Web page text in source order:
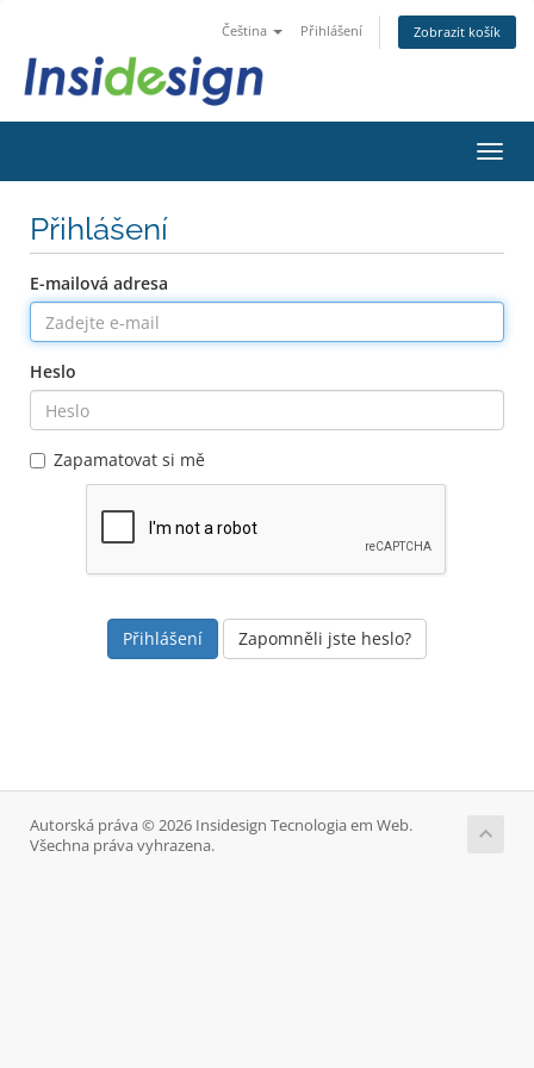
Čeština Přihlášení Zobrazit košík
Přihlášení
E-mailová adresa
Heslo
Zapamatovat si mě
Zapomněli jste heslo?
Autorská práva © 2026 Insidesign Tecnologia em Web.
Všechna práva vyhrazena.